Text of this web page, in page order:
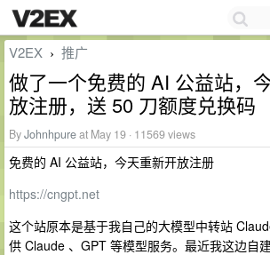
V2EX › 推广
做了一个免费的 AI 公益站，
放注册，送 50 刀额度兑换码
ByJohnhpureat May 19 · 11569 views
免费的 AI 公益站，今天重新开放注册
https://cngpt.net
这个站原本是基于我自己的大模型中转站
供 Claude 、GPT 等模型服务。最近我这边自